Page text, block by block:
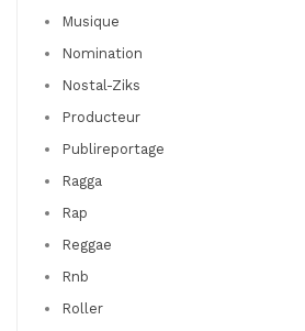
Musique
Nomination
Nostal-Ziks
Producteur
Publireportage
Ragga
Rap
Reggae
Rnb
Roller